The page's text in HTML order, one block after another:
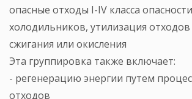
опасные отходы I-IV класса
холодильников, утилизация
сжигания или окисления
Эта группировка также включает:
- регенерацию энергии путем
отходов